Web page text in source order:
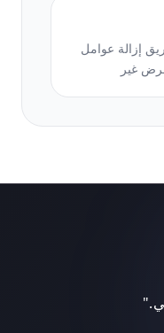
إزالة عوامل
غير
"